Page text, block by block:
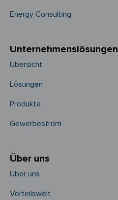
Energy Consulting
Unternehmens­­lösungen
Übersicht
Lösungen
Produkte
Gewerbestrom
Über uns
Über uns
Vorteilswelt